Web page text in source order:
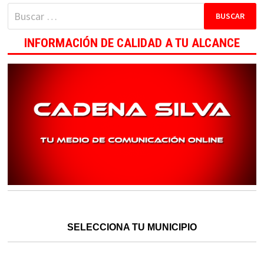
Buscar:
INFORMACIÓN DE CALIDAD A TU ALCANCE
SELECCIONA TU MUNICIPIO